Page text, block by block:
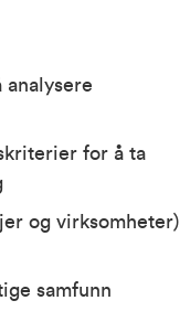
for å ta
og virksomheter)
samfunn